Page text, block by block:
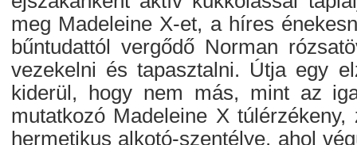
meg Madeleine X-et, a híres
bűntudattól vergődő Norman
vezekelni és tapasztalni. Útja egy
kiderül, hogy nem más, mint az
mutatkozó Madeleine X
hermetikus alkotó-szentélye, ahol